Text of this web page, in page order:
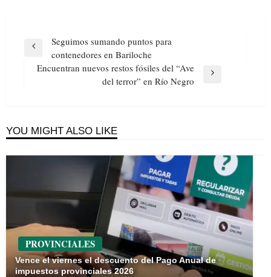
Navegación
entradas
Previous
Post
Seguimos sumando puntos para
contenedores en Bariloche
Encuentran nuevos restos fósiles del “Ave
del terror” en Río Negro
YOU MIGHT ALSO LIKE
PROVINCIALES
Vence el viernes el descuento del Pago Anual de
impuestos provinciales 2026